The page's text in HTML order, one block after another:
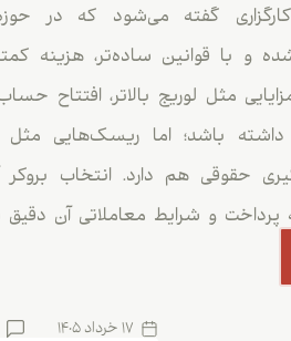
گفته می‌شود که در
و با قوانین ساده‌تر، هزینه
مثل لوریج بالاتر، افتتاح
داشته باشد؛ اما ریسک‌هایی
حقوقی هم دارد. انتخاب
پرداخت و شرایط معاملاتی آن
17 خرداد 1405